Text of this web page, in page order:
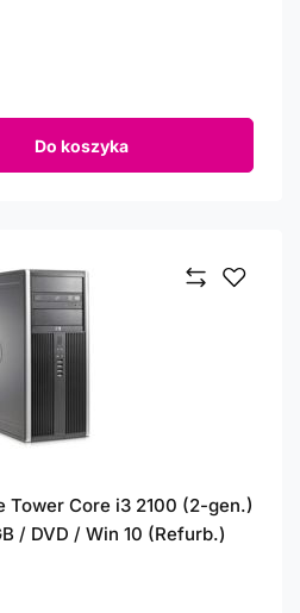
Do koszyka
Tower Core i3 2100 (2-gen.)
/ DVD / Win 10 (Refurb.)